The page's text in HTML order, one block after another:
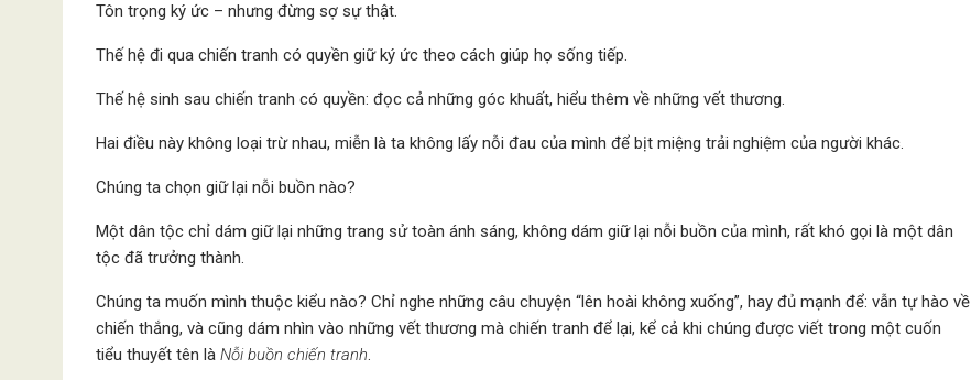
Tôn trọng ký ức – nhưng đừng sợ sự thật.
Thế hệ đi qua chiến tranh có quyền giữ ký ức theo cách giúp họ sống tiếp.
Thế hệ sinh sau chiến tranh có quyền: đọc cả những góc khuất, hiểu thêm về những vết thương.
Hai điều này không loại trừ nhau, miễn là ta không lấy nỗi đau của mình để bịt miệng trải nghiệm của người khác.
Chúng ta chọn giữ lại nỗi buồn nào?
Một dân tộc chỉ dám giữ lại những trang sử toàn ánh sáng, không dám giữ lại nỗi buồn của mình, rất khó gọi là một dân
tộc đã trưởng thành.
Chúng ta muốn mình thuộc kiểu nào? Chỉ nghe những câu chuyện “lên hoài không xuống”, hay đủ mạnh để: vẫn tự hào về
chiến thắng, và cũng dám nhìn vào những vết thương mà chiến tranh để lại, kể cả khi chúng được viết trong một cuốn
tiểu thuyết tên là Nỗi buồn chiến tranh.